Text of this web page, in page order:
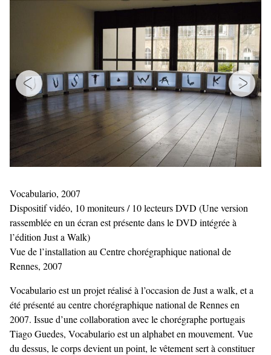
Vocabulario, 2007
Dispositif vidéo, 10 moniteurs / 10 lecteurs DVD (Une version
rassemblée en un écran est présente dans le DVD intégrée à
l’édition Just a Walk)
Vue de l’installation au Centre chorégraphique national de
Rennes, 2007
Vocabulario est un projet réalisé à l’occasion de Just a walk, et a
été présenté au centre chorégraphique national de Rennes en
2007. Issue d’une collaboration avec le chorégraphe portugais
Tiago Guedes, Vocabulario est un alphabet en mouvement. Vue
du dessus, le corps devient un point, le vêtement sert à constituer